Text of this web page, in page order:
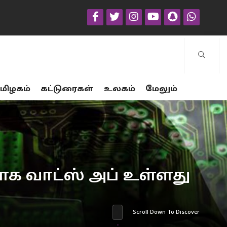
கட்டுரைகள் உலகம் மேலும்
வாட்ஸ் அப் உள்ளது
Scroll Down To Discover